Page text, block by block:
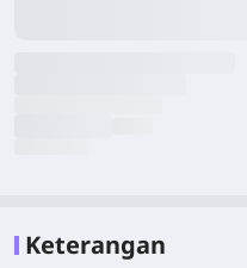
Keterangan